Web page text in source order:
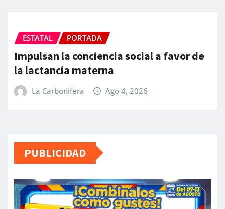
ESTATAL PORTADA
Impulsan la conciencia social a favor de
la lactancia materna
La Carbonifera Ago 4, 2026
PUBLICIDAD